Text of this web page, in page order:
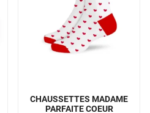
CHAUSSETTES MADAME
PARFAITE COEUR